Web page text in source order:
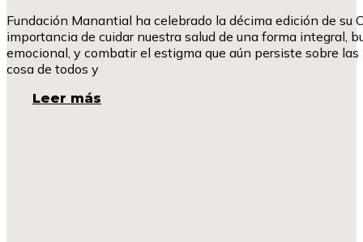
Fundación Manantial ha celebrado la décima edición de su
importancia de cuidar nuestra salud de una forma integral,
emocional, y combatir el estigma que aún persiste sobre
cosa de todos y
Leer más